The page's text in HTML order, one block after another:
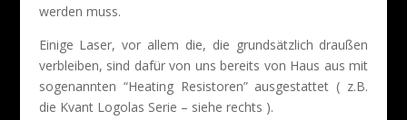
werden muss.
Einige Laser, vor allem die, die grundsätzlich draußen
verbleiben, sind dafür von uns bereits von Haus aus mit
sogenannten “Heating Resistoren” ausgestattet ( z.B.
die Kvant Logolas Serie – siehe rechts ).